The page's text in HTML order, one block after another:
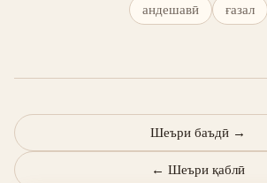
андешавӣ ғазал
← Шеъри қаблӣ
Шеъри баъдӣ →